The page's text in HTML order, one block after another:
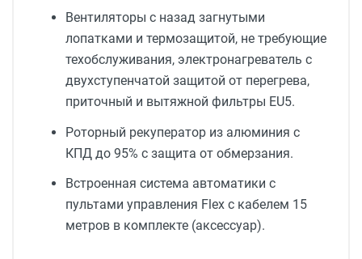
Вентиляторы с назад загнутыми
лопатками и термозащитой, не требующие
техобслуживания, электронагреватель с
двухступенчатой защитой от перегрева,
приточный и вытяжной фильтры EU5.
Роторный рекуператор из алюминия с
КПД до 95% с защита от обмерзания.
Встроенная система автоматики с
пультами управления Flex с кабелем 15
метров в комплекте (аксессуар).